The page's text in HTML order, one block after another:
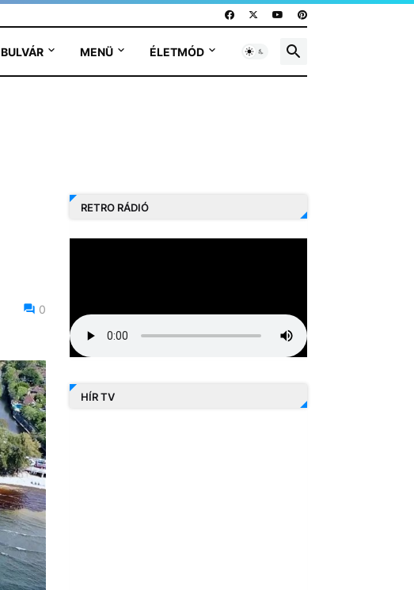
BULVÁR MENÜ ÉLETMÓD
0
RETRO RÁDIÓ
HÍR TV